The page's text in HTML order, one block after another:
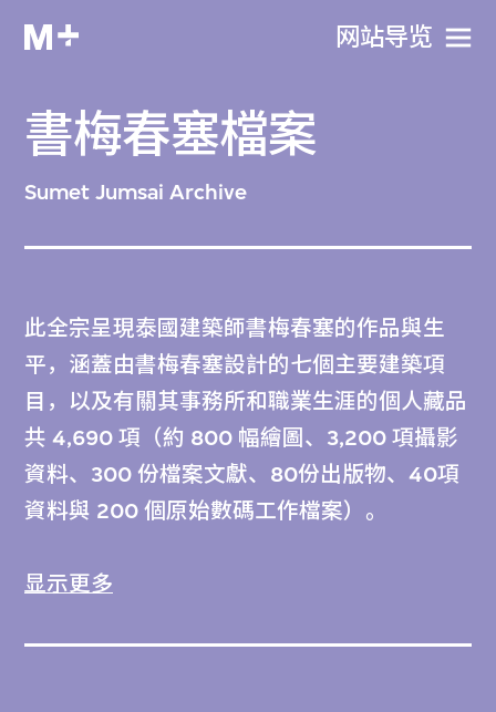
网站导览
書梅春塞檔案
Sumet Jumsai Archive
此全宗呈現泰國建築師書梅春塞的作品與生
平，涵蓋由書梅春塞設計的七個主要建築項
目，以及有關其事務所和職業生涯的個人藏品
共 4,690 項（約 800 幅繪圖、3,200 項攝影
資料、300 份檔案文獻、80份出版物、40項
資料與 200 個原始數碼工作檔案）。
書梅春塞將自己的設計風格歸類為「當代現代
显示更多